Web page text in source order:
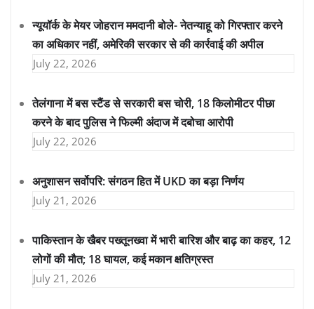
न्यूयॉर्क के मेयर जोहरान ममदानी बोले- नेतन्याहू को गिरफ्तार करने
का अधिकार नहीं, अमेरिकी सरकार से की कार्रवाई की अपील
July 22, 2026
तेलंगाना में बस स्टैंड से सरकारी बस चोरी, 18 किलोमीटर पीछा
करने के बाद पुलिस ने फिल्मी अंदाज में दबोचा आरोपी
July 22, 2026
अनुशासन सर्वोपरि: संगठन हित में UKD का बड़ा निर्णय
July 21, 2026
पाकिस्तान के खैबर पख्तूनख्वा में भारी बारिश और बाढ़ का कहर, 12
लोगों की मौत; 18 घायल, कई मकान क्षतिग्रस्त
July 21, 2026